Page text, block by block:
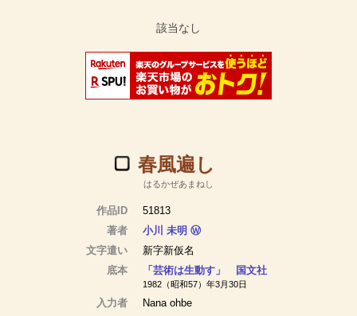
春風遍し
はるかぜあまねし
作品ID
51813
著者
小川 未明 Ⓦ
文字遣い
新字新仮名
底本
「芸術は生動す」 国文社
1982（昭和57）年3月30日
入力者
Nana ohbe